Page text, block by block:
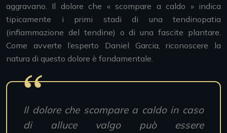
aggravano. Il dolore che « scompare a caldo » indica
tipicamente i primi stadi di una tendinopatia
(infiammazione del tendine) o di una fascite plantare.
Come avverte l’esperto Daniel Garcia, riconoscere la
natura di questo dolore è fondamentale.
Il dolore che scompare a caldo in caso
di alluce valgo può essere